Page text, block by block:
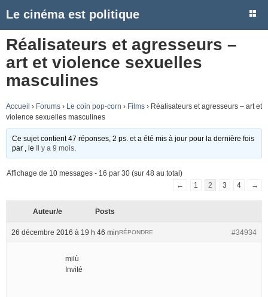
Le cinéma est politique
Réalisateurs et agresseurs –
art et violence sexuelles
masculines
Accueil › Forums › Le coin pop-corn › Films › Réalisateurs et agresseurs – art et
violence sexuelles masculines
Ce sujet contient 47 réponses, 2 ps. et a été mis à jour pour la dernière fois
par
, le Il y a 9 mois
Affichage de 10 messages - 16 par 30 (sur 48 au total)
←
1 2 3 4 →
Auteur/e Posts
26 décembre 2016 à 19 h 46 min #34934
RÉPONDRE
milù
Invité